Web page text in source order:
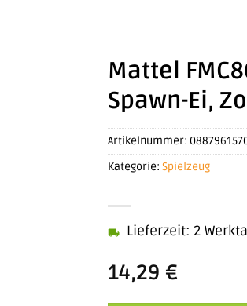
Mattel
Spawn-Ei,
14,29 €
Lieferzeit: 2
Artikelnummer:
Kategorie:Spielzeug